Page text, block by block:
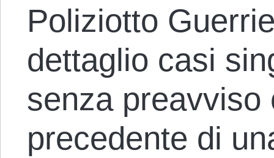
Poliziotto
dettaglio casi
senza preavviso
precedente di